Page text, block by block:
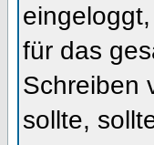
für das
Schreiben
sollte,